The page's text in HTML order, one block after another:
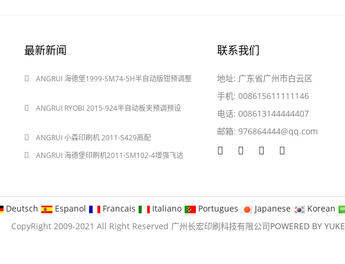
最新新闻
ANGRUI 海德堡1999-SM74-5H半自动版钳预调整
ANGRUI RYOBI 2015-924半自动板夹预调预设
ANGRUI 小森印刷机 2011-S429高配
ANGRUI 海德堡印刷机2011-SM102-4增强飞达
联系我们
地址: 广东省广州市白云区
手机: 008615611111146
电话: 008613144444407
邮箱: 976864444@qq.com
Deutsch Espanol Francais Italiano Portugues Japanese Korean
CopyRight 2009-2021 All Right Reserved 广州长宏印刷科技有限公司POWERED BY YUKE